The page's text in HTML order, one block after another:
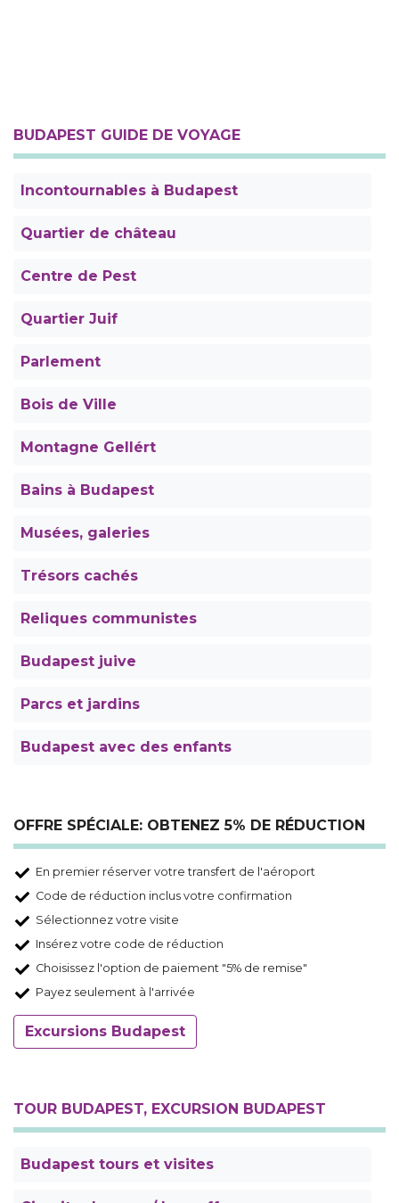
BUDAPEST GUIDE DE VOYAGE
Incontournables à Budapest
Quartier de château
Centre de Pest
Quartier Juif
Parlement
Bois de Ville
Montagne Gellért
Bains à Budapest
Musées, galeries
Trésors cachés
Reliques communistes
Budapest juive
Parcs et jardins
Budapest avec des enfants
OFFRE SPÉCIALE: OBTENEZ 5% DE RÉDUCTION
En premier réserver votre transfert de l'aéroport
Code de réduction inclus votre confirmation
Sélectionnez votre visite
Insérez votre code de réduction
Choisissez l'option de paiement "5% de remise"
Payez seulement à l'arrivée
Excursions Budapest
TOUR BUDAPEST, EXCURSION BUDAPEST
Budapest tours et visites